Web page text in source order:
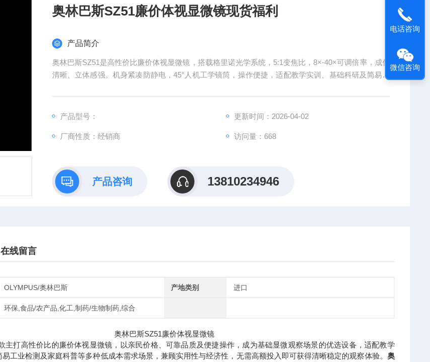
奥林巴斯SZ51廉价体视显微镜现货福利
产品简介
奥林巴斯SZ51是高性价比廉价体视显微镜，搭载格里诺光学系统，5:1变焦比，8×-40×可调倍率，成像
清晰、立体感强。机身紧凑防静电，45°人机工学镜筒，操作便捷，适配教学实训、基础科研及简易工
产品型号：
更新时间：2026-04-02
厂商性质：经销商 访问量：668
产品咨询 13810234946
在线留言
OLYMPUS/奥林巴斯 产地类别 进口
环保,食品/农产品,化工,制药/生物制药,综合
奥林巴斯SZ51廉价体视显微镜
主打高性价比的廉价体视显微镜，以亲民价格、可靠品质及便捷操作，成为基础显微观察场景的优选设备，适配教学
工业检测及家庭科普等多种低成本需求场景，兼顾实用性与经济性，无需高额投入即可获得清晰稳定的观察体验。 奥
电话咨询
微信咨询